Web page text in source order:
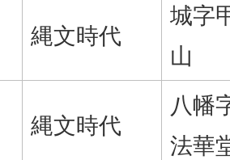
縄文時代
城字
山
縄文時代
八幡
法華